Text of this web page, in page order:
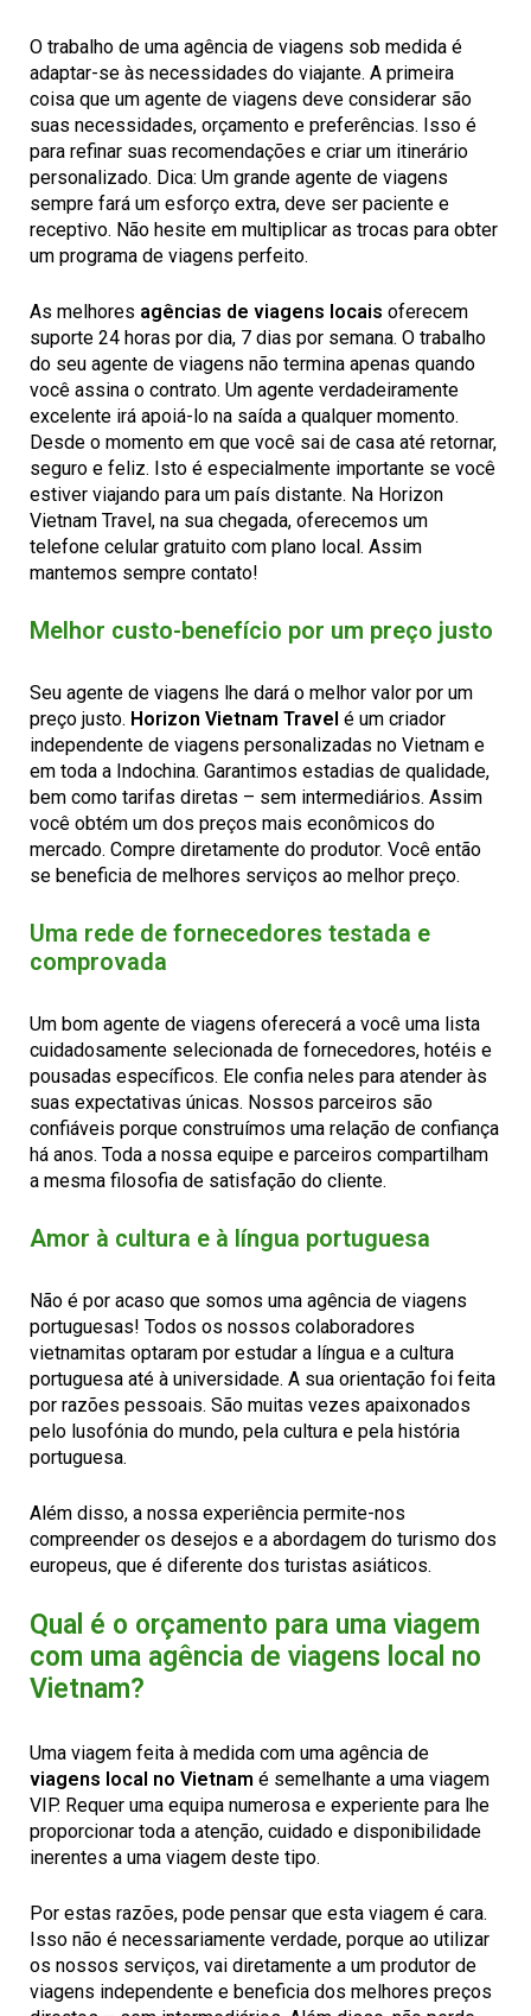
O trabalho de uma agência de viagens sob medida é
adaptar-se às necessidades do viajante. A primeira
coisa que um agente de viagens deve considerar são
suas necessidades, orçamento e preferências. Isso é
para refinar suas recomendações e criar um itinerário
personalizado. Dica: Um grande agente de viagens
sempre fará um esforço extra, deve ser paciente e
receptivo. Não hesite em multiplicar as trocas para obter
um programa de viagens perfeito.
As melhores agências de viagens locais oferecem
suporte 24 horas por dia, 7 dias por semana. O trabalho
do seu agente de viagens não termina apenas quando
você assina o contrato. Um agente verdadeiramente
excelente irá apoiá-lo na saída a qualquer momento.
Desde o momento em que você sai de casa até retornar,
seguro e feliz. Isto é especialmente importante se você
estiver viajando para um país distante. Na Horizon
Vietnam Travel, na sua chegada, oferecemos um
telefone celular gratuito com plano local. Assim
mantemos sempre contato!
Melhor custo-benefício por um preço justo
Seu agente de viagens lhe dará o melhor valor por um
preço justo. Horizon Vietnam Travel é um criador
independente de viagens personalizadas no Vietnam e
em toda a Indochina. Garantimos estadias de qualidade,
bem como tarifas diretas – sem intermediários. Assim
você obtém um dos preços mais econômicos do
mercado. Compre diretamente do produtor. Você então
se beneficia de melhores serviços ao melhor preço.
Uma rede de fornecedores testada e
comprovada
Um bom agente de viagens oferecerá a você uma lista
cuidadosamente selecionada de fornecedores, hotéis e
pousadas específicos. Ele confia neles para atender às
suas expectativas únicas. Nossos parceiros são
confiáveis porque construímos uma relação de confiança
há anos. Toda a nossa equipe e parceiros compartilham
a mesma filosofia de satisfação do cliente.
Amor à cultura e à língua portuguesa
Não é por acaso que somos uma agência de viagens
portuguesas! Todos os nossos colaboradores
vietnamitas optaram por estudar a língua e a cultura
portuguesa até à universidade. A sua orientação foi feita
por razões pessoais. São muitas vezes apaixonados
pelo lusofónia do mundo, pela cultura e pela história
portuguesa.
Além disso, a nossa experiência permite-nos
compreender os desejos e a abordagem do turismo dos
europeus, que é diferente dos turistas asiáticos.
Qual é o orçamento para uma viagem
com uma agência de viagens local no
Vietnam?
Uma viagem feita à medida com uma agência de
viagens local no Vietnam é semelhante a uma viagem
VIP. Requer uma equipa numerosa e experiente para lhe
proporcionar toda a atenção, cuidado e disponibilidade
inerentes a uma viagem deste tipo.
Por estas razões, pode pensar que esta viagem é cara.
Isso não é necessariamente verdade, porque ao utilizar
os nossos serviços, vai diretamente a um produtor de
viagens independente e beneficia dos melhores preços